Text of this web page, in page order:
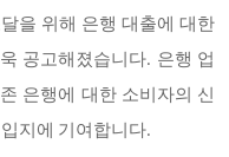
을 위해 은행 대출에 대한
공고해졌습니다. 은행 업
은행에 대한 소비자의 신
지에 기여합니다.